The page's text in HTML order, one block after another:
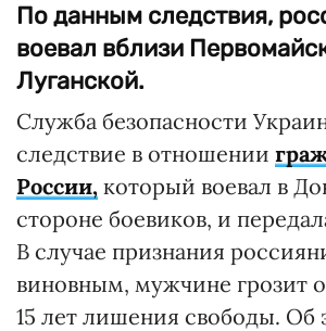
По данным следствия,
воевал вблизи
Луганской.
Служба безопасности
следствие в отношении
России, который воевал в
стороне боевиков, и
В случае признания
виновным, мужчине грозит
15 лет лишения свободы. Об